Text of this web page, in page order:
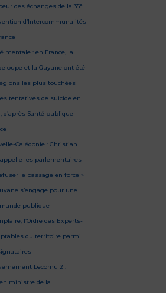
des échanges de la 35ᵉ
d’Intercommunalités
mentale : en France, la
et la Guyane ont été
les plus touchées
tentatives de suicide en
d’après Santé publique
Calédonie : Christian
appelle les parlementaires
le passage en force »
s’engage pour une
publique
l’Ordre des Experts-
du territoire parmi
Lecornu 2 :
ministre de la